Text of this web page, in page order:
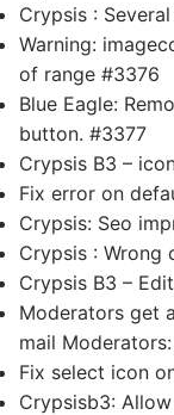
Crypsis :
Warning:
of range #3376
Blue Eagle:
button. #3377
Crypsis B3 –
Fix error on
Crypsis: Seo
Crypsis : Wrong
Crypsis B3 –
Moderators get
mail
Fix select icon
Crypsisb3: